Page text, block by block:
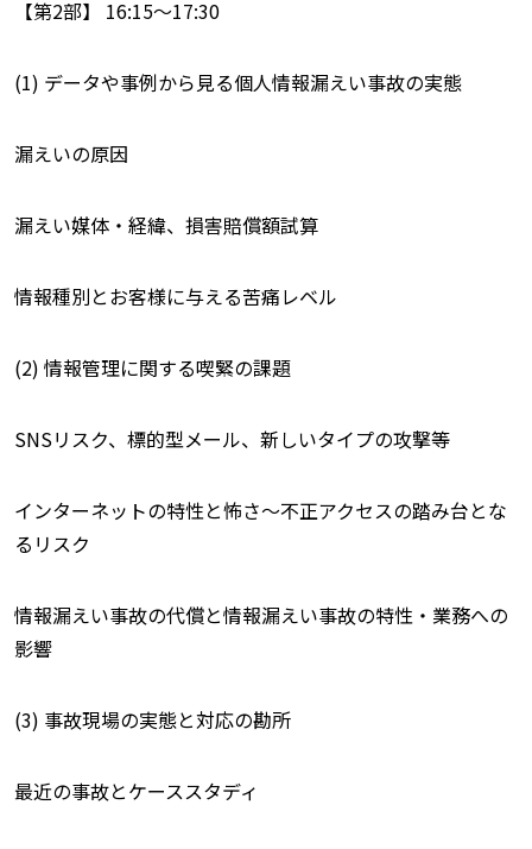
【第2部】 16:15〜17:30
(1) データや事例から見る個人情報漏えい事故の実態
漏えいの原因
漏えい媒体・経緯、損害賠償額試算
情報種別とお客様に与える苦痛レベル
(2) 情報管理に関する喫緊の課題
SNSリスク、標的型メール、新しいタイプの攻撃等
インターネットの特性と怖さ〜不正アクセスの踏み台とな
るリスク
情報漏えい事故の代償と情報漏えい事故の特性・業務への
影響
(3) 事故現場の実態と対応の勘所
最近の事故とケーススタディ